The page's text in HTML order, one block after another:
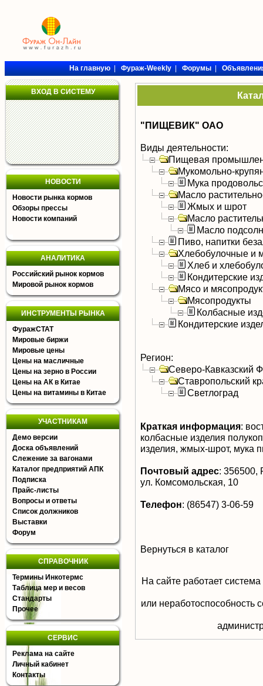
На главную|Фураж-Weekly|Форумы|
ВХОД В СИСТЕМУ
НОВОСТИ
Новости рынка кормов
Обзоры прессы
Новости компаний
АНАЛИТИКА
Российский рынок кормов
Мировой рынок кормов
ИНСТРУМЕНТЫ РЫНКА
ФуражСТАТ
Мировые биржи
Мировые цены
Цены на масличные
Цены на зерно в России
Цены на АК в Китае
Цены на витамины в Китае
УЧАСТНИКАМ
Демо версии
Доска объявлений
Слежение за вагонами
Каталог предприятий АПК
Подписка
Прайс-листы
Вопросы и ответы
Список должников
Выставки
Форум
СПРАВОЧНИК
Термины Инкотермс
Таблица мер и весов
Стандарты
Прочее
СЕРВИС
Реклама на сайте
Личный кабинет
Контакты
"ПИЩЕВИК" ОАО
Виды деятельности:
Пищевая
Мукомольно-
Мука
Масло
Жмых и шрот
Масло
Масло
Пиво, напитки
Хлебобулочные и
Хлеб и
Кондитерские
Мясо и
Мясопродукты
Колбасные
Кондитерские
Регион:
Северо-Кавказский
Ставропольский
Светлоград
Краткая информация:
колбасные изделия
изделия, жмых-шрот, мука
Почтовый адрес: 356500,
ул. Комсомольская, 10
Телефон: (86547) 3-06-59
Вернуться в каталог
На сайте работает
или неработоспособность